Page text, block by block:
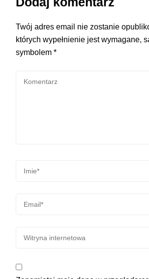
Twój adres email nie zostanie
których wypełnienie jest wymagane,
symbolem *